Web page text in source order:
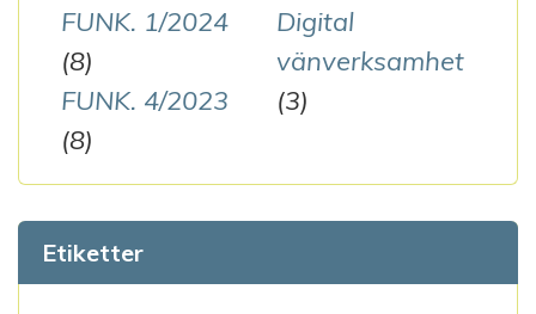
FUNK. 1/2024
(8)
FUNK. 4/2023
(8)
Digital
vänverksamhet
(3)
Etiketter